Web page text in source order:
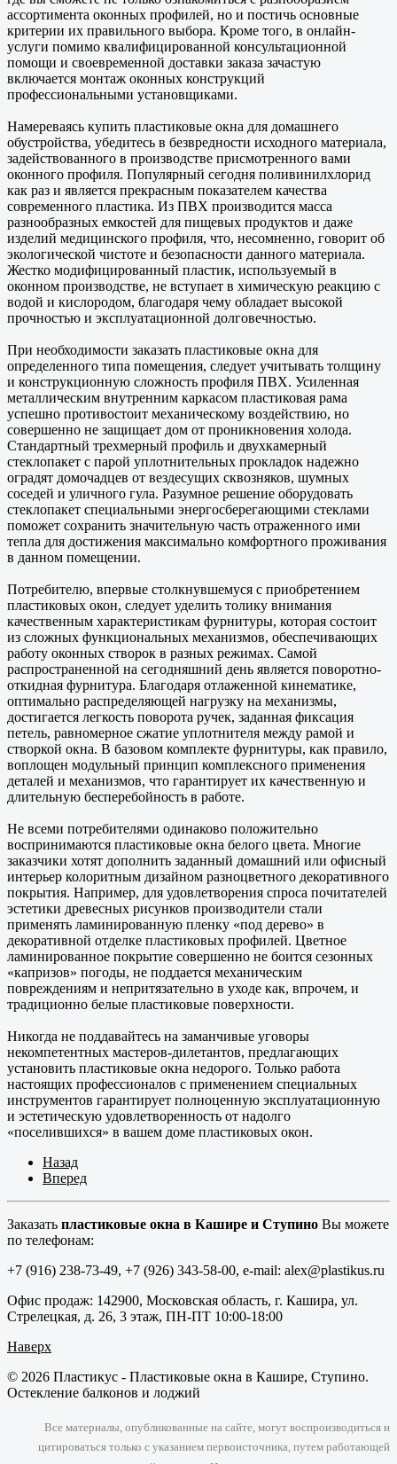
ассортимента оконных профилей, но и постичь основные
критерии их правильного выбора. Кроме того, в онлайн-
услуги помимо квалифицированной консультационной
помощи и своевременной доставки заказа зачастую
включается монтаж оконных конструкций
профессиональными установщиками.
Намереваясь купить пластиковые окна для домашнего
обустройства, убедитесь в безвредности исходного материала,
задействованного в производстве присмотренного вами
оконного профиля. Популярный сегодня поливинилхлорид
как раз и является прекрасным показателем качества
современного пластика. Из ПВХ производится масса
разнообразных емкостей для пищевых продуктов и даже
изделий медицинского профиля, что, несомненно, говорит об
экологической чистоте и безопасности данного материала.
Жестко модифицированный пластик, используемый в
оконном производстве, не вступает в химическую реакцию с
водой и кислородом, благодаря чему обладает высокой
прочностью и эксплуатационной долговечностью.
При необходимости заказать пластиковые окна для
определенного типа помещения, следует учитывать толщину
и конструкционную сложность профиля ПВХ. Усиленная
металлическим внутренним каркасом пластиковая рама
успешно противостоит механическому воздействию, но
совершенно не защищает дом от проникновения холода.
Стандартный трехмерный профиль и двухкамерный
стеклопакет с парой уплотнительных прокладок надежно
оградят домочадцев от вездесущих сквозняков, шумных
соседей и уличного гула. Разумное решение оборудовать
стеклопакет специальными энергосберегающими стеклами
поможет сохранить значительную часть отраженного ими
тепла для достижения максимально комфортного проживания
в данном помещении.
Потребителю, впервые столкнувшемуся с приобретением
пластиковых окон, следует уделить толику внимания
качественным характеристикам фурнитуры, которая состоит
из сложных функциональных механизмов, обеспечивающих
работу оконных створок в разных режимах. Самой
распространенной на сегодняшний день является поворотно-
откидная фурнитура. Благодаря отлаженной кинематике,
оптимально распределяющей нагрузку на механизмы,
достигается легкость поворота ручек, заданная фиксация
петель, равномерное сжатие уплотнителя между рамой и
створкой окна. В базовом комплекте фурнитуры, как правило,
воплощен модульный принцип комплексного применения
деталей и механизмов, что гарантирует их качественную и
длительную бесперебойность в работе.
Не всеми потребителями одинаково положительно
воспринимаются пластиковые окна белого цвета. Многие
заказчики хотят дополнить заданный домашний или офисный
интерьер колоритным дизайном разноцветного декоративного
покрытия. Например, для удовлетворения спроса почитателей
эстетики древесных рисунков производители стали
применять ламинированную пленку «под дерево» в
декоративной отделке пластиковых профилей. Цветное
ламинированное покрытие совершенно не боится сезонных
«капризов» погоды, не поддается механическим
повреждениям и непритязательно в уходе как, впрочем, и
традиционно белые пластиковые поверхности.
Никогда не поддавайтесь на заманчивые уговоры
некомпетентных мастеров-дилетантов, предлагающих
установить пластиковые окна недорого. Только работа
настоящих профессионалов с применением специальных
инструментов гарантирует полноценную эксплуатационную
и эстетическую удовлетворенность от надолго
«поселившихся» в вашем доме пластиковых окон.
Назад
Вперед
Заказать пластиковые окна в Кашире и Ступино Вы можете
по телефонам:
+7 (916) 238-73-49, +7 (926) 343-58-00, e-mail: alex@plastikus.ru
Офис продаж: 142900, Московская область, г. Кашира, ул.
Стрелецкая, д. 26, 3 этаж, ПН-ПТ 10:00-18:00
Наверх
© 2026 Пластикус - Пластиковые окна в Кашире, Ступино.
Остекление балконов и лоджий
Все материалы, опубликованные на сайте, могут воспроизводиться и
цитироваться только с указанием первоисточника, путем работающей